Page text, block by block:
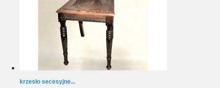
krzesło secesyjne...